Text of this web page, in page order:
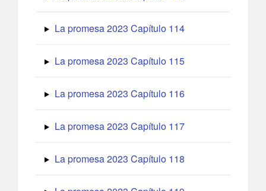
La promesa 2023 Capítulo 114
La promesa 2023 Capítulo 115
La promesa 2023 Capítulo 116
La promesa 2023 Capítulo 117
La promesa 2023 Capítulo 118